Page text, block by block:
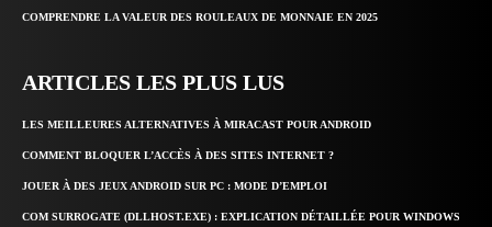
COMPRENDRE LA VALEUR DES ROULEAUX DE MONNAIE EN 2025
ARTICLES LES PLUS LUS
LES MEILLEURES ALTERNATIVES À MIRACAST POUR ANDROID
COMMENT BLOQUER L’ACCÈS À DES SITES INTERNET ?
JOUER À DES JEUX ANDROID SUR PC : MODE D’EMPLOI
COM SURROGATE (DLLHOST.EXE) : EXPLICATION DÉTAILLÉE POUR WINDOWS